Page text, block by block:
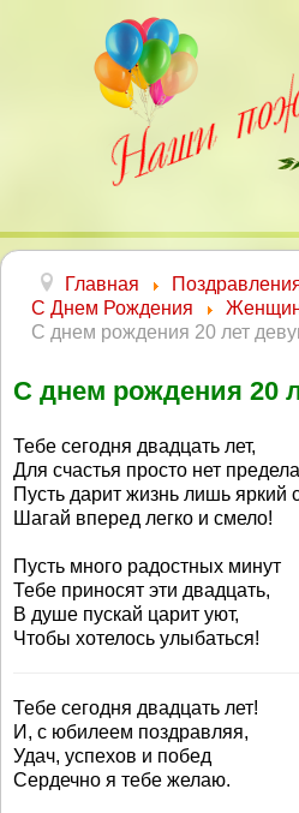
Главная
С Днем Рождения
С днем рождения 20 лет
С днем рождения 20
Тебе сегодня двадцать лет,
Для счастья просто нет
Пусть дарит жизнь лишь яркий
Шагай вперед легко и смело!
Пусть много радостных минут
Тебе приносят эти двадцать,
В душе пускай царит уют,
Чтобы хотелось улыбаться!
Тебе сегодня двадцать лет!
И, с юбилеем поздравляя,
Удач, успехов и побед
Сердечно я тебе желаю.